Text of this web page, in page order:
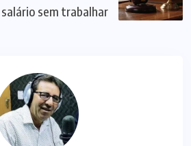
sem trabalhar